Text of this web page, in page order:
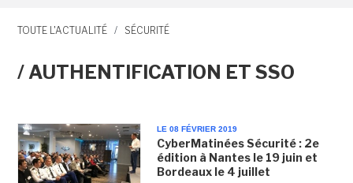
TOUTE L'ACTUALITÉ / SÉCURITÉ
/ AUTHENTIFICATION ET SSO
LE 08 FÉVRIER 2019
CyberMatinées Sécurité : 2e
édition à Nantes le 19 juin et
Bordeaux le 4 juillet